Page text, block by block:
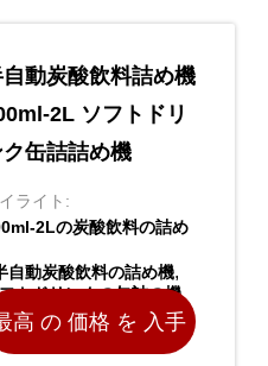
動炭酸飲料詰め機
2L ソフトドリ
ク缶詰詰め機
ライト:
2Lの炭酸飲料の詰め
自動炭酸飲料の詰め機,
トドリンクの缶詰の機
高 の 価格 を 入手